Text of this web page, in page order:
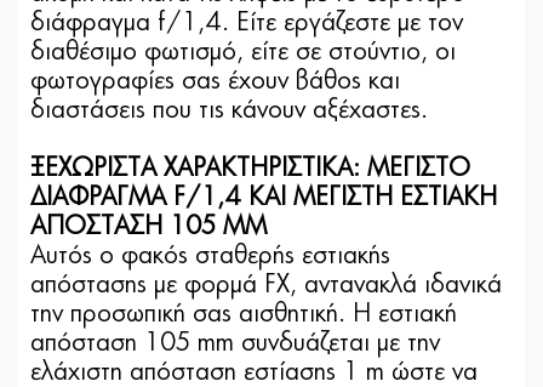
διάφραγμα f/1,4. Είτε εργάζεστε με τον
διαθέσιμο φωτισμό, είτε σε στούντιο, οι
φωτογραφίες σας έχουν βάθος και
διαστάσεις που τις κάνουν αξέχαστες.
ΞΕΧΩΡΙΣΤΑ ΧΑΡΑΚΤΗΡΙΣΤΙΚΑ: ΜΕΓΙΣΤΟ
ΔΙΑΦΡΑΓΜΑ F/1,4 ΚΑΙ ΜΕΓΙΣΤΗ ΕΣΤΙΑΚΗ
ΑΠΟΣΤΑΣΗ 105 MM
Αυτός ο φακός σταθερής εστιακής
απόστασης με φορμά FX, αντανακλά ιδανικά
την προσωπική σας αισθητική. Η εστιακή
απόσταση 105 mm συνδυάζεται με την
ελάχιστη απόσταση εστίασης 1 m ώστε να